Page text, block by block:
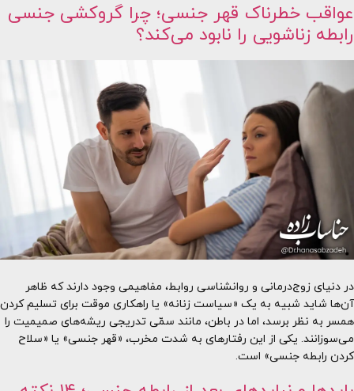
عواقب خطرناک قهر جنسی؛ چرا گروکشی جنسی
رابطه زناشویی را نابود می‌کند؟
در دنیای زوج‌درمانی و روانشناسی روابط، مفاهیمی وجود دارند که ظاهر
آن‌ها شاید شبیه به یک «سیاست زنانه» یا راهکاری موقت برای تسلیم کردن
همسر به نظر برسد، اما در باطن، مانند سمّی تدریجی ریشه‌های صمیمیت را
می‌سوزانند. یکی از این رفتارهای به شدت مخرب، «قهر جنسی» یا «سلاح
کردن رابطه جنسی» است.